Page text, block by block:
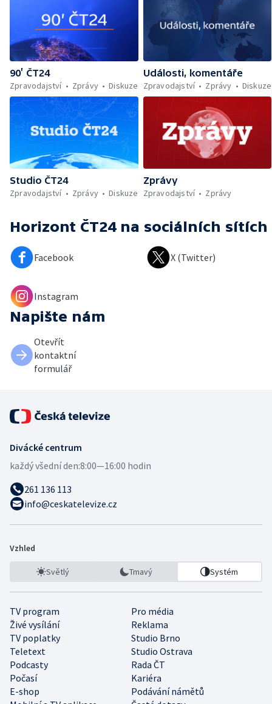
90’ ČT24
Zpravodajství
Zprávy Diskuze
Události, komentáře
Zpravodajství
Zprávy Diskuze
Studio ČT24
Zpravodajství
Zprávy Diskuze
Zprávy
Zpravodajství
Zprávy
Horizont ČT24 na sociálních sítích
Facebook X (Twitter)
Instagram
Napište nám
Otevřít
kontaktní
formulář
Divácké centrum
každý všední den:8:00—16:00 hodin
261 136 113
info@ceskatelevize.cz
Vzhled
Světlý Tmavý Systém
TV program
Pro média
Živé vysílání
Reklama
TV poplatky
Studio Brno
Teletext
Studio Ostrava
Podcasty
Rada ČT
Počasí
Kariéra
E-shop
Podávání námětů